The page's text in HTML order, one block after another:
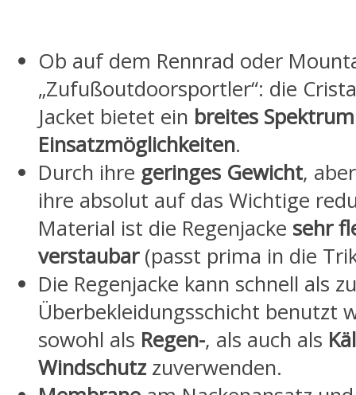
Ob auf dem Rennrad oder
„Zufußoutdoorsportler“: die
Jacket bietet ein breites
Einsatzmöglichkeiten.
Durch ihre geringes Gewicht,
ihre absolut auf das Wichtige
Material ist die Regenjacke sehr
verstaubar(passt prima in die
Die Regenjacke kann schnell als
Überbekleidungsschicht benutzt
sowohl als Regen-, als auch als
Windschutz zuverwenden.